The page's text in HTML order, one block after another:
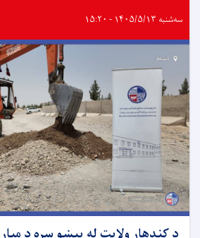
سه‌شنبه ۱۴۰۵/۵/۱۳ - ۱۵:۲۰